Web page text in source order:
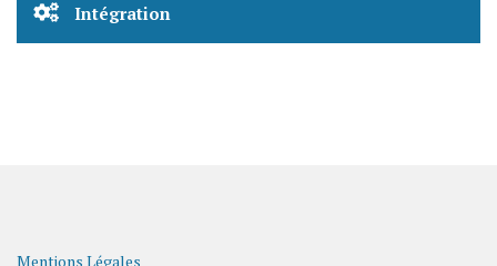
Intégration
Mentions Légales